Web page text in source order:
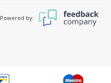
Powered by: